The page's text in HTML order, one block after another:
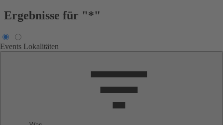
Ergebnisse für "*"
Events Lokalitäten